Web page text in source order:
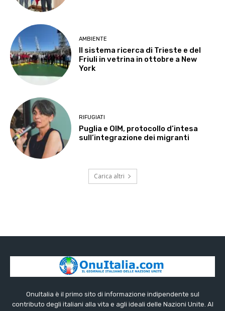
AMBIENTE
Il sistema ricerca di Trieste e del
Friuli in vetrina in ottobre a New
York
RIFUGIATI
Puglia e OIM, protocollo d’intesa
sull’integrazione dei migranti
Carica altri
OnuItalia è il primo sito di informazione indipendente sul
contributo degli italiani alla vita e agli ideali delle Nazioni Unite. Al